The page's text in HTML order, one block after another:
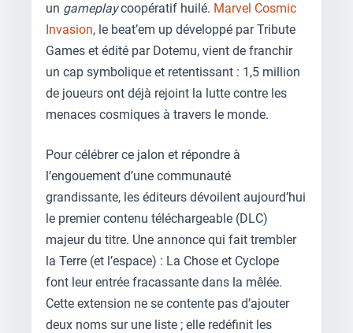
un gameplaycoopératif huilé. Marvel Cosmic
Invasion, le beat’em up développé par Tribute
Games et édité par Dotemu, vient de franchir
un cap symbolique et retentissant : 1,5 million
de joueurs ont déjà rejoint la lutte contre les
menaces cosmiques à travers le monde.
Pour célébrer ce jalon et répondre à
l’engouement d’une communauté
grandissante, les éditeurs dévoilent aujourd’hui
le premier contenu téléchargeable (DLC)
majeur du titre. Une annonce qui fait trembler
la Terre (et l’espace) : La Chose et Cyclope
font leur entrée fracassante dans la mêlée.
Cette extension ne se contente pas d’ajouter
deux noms sur une liste ; elle redéfinit les